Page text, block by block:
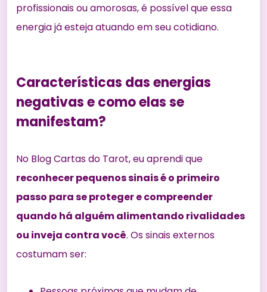
profissionais ou amorosas, é possível que essa
energia já esteja atuando em seu cotidiano.
Características das energias
negativas e como elas se
manifestam?
No Blog Cartas do Tarot, eu aprendi que
reconhecer pequenos sinais é o primeiro
passo para se proteger e compreender
quando há alguém alimentando rivalidades
ou inveja contra você. Os sinais externos
costumam ser: